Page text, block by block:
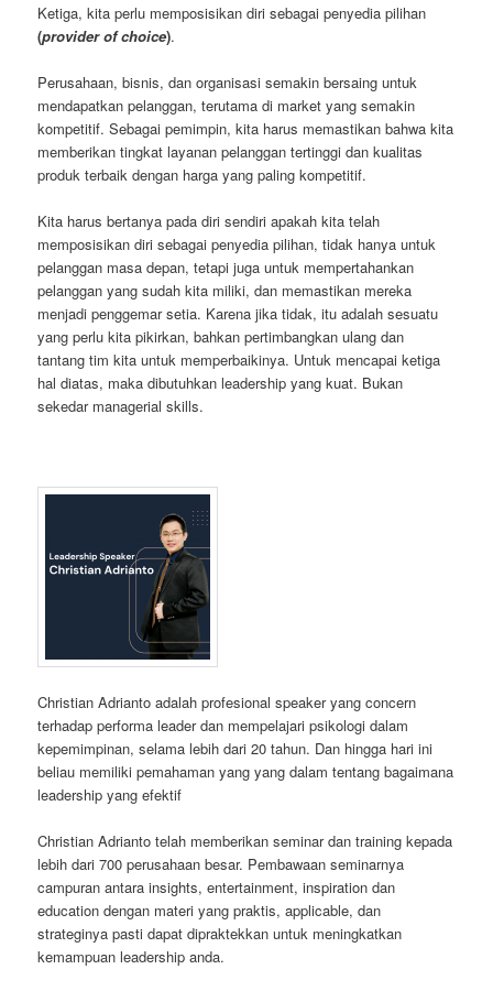
Ketiga, kita perlu memposisikan diri sebagai penyedia pilihan
(provider of choice).
Perusahaan, bisnis, dan organisasi semakin bersaing untuk
mendapatkan pelanggan, terutama di market yang semakin
kompetitif. Sebagai pemimpin, kita harus memastikan bahwa kita
memberikan tingkat layanan pelanggan tertinggi dan kualitas
produk terbaik dengan harga yang paling kompetitif.
Kita harus bertanya pada diri sendiri apakah kita telah
memposisikan diri sebagai penyedia pilihan, tidak hanya untuk
pelanggan masa depan, tetapi juga untuk mempertahankan
pelanggan yang sudah kita miliki, dan memastikan mereka
menjadi penggemar setia. Karena jika tidak, itu adalah sesuatu
yang perlu kita pikirkan, bahkan pertimbangkan ulang dan
tantang tim kita untuk memperbaikinya. Untuk mencapai ketiga
hal diatas, maka dibutuhkan leadership yang kuat. Bukan
sekedar managerial skills.
Christian Adrianto adalah profesional speaker yang concern
terhadap performa leader dan mempelajari psikologi dalam
kepemimpinan, selama lebih dari 20 tahun. Dan hingga hari ini
beliau memiliki pemahaman yang yang dalam tentang bagaimana
leadership yang efektif
Christian Adrianto telah memberikan seminar dan training kepada
lebih dari 700 perusahaan besar. Pembawaan seminarnya
campuran antara insights, entertainment, inspiration dan
education dengan materi yang praktis, applicable, dan
strateginya pasti dapat dipraktekkan untuk meningkatkan
kemampuan leadership anda.